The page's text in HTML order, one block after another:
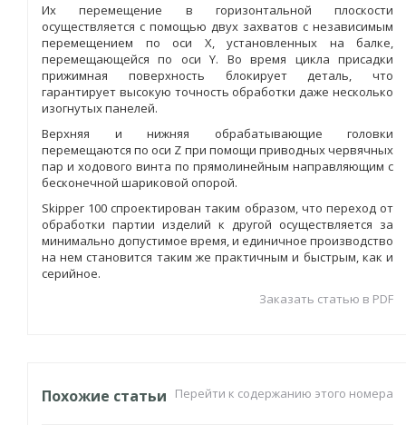
Их перемещение в горизонтальной плоскости
осуществляется с помощью двух захватов с независимым
перемещением по оси Х, установленных на балке,
перемещающейся по оси Y. Во время цикла присадки
прижимная поверхность блокирует деталь, что
гарантирует высокую точность обработки даже несколько
изогнутых панелей.
Верхняя и нижняя обрабатывающие головки
перемещаются по оси Z при помощи приводных червячных
пар и ходового винта по прямолинейным направляющим с
бесконечной шариковой опорой.
Skipper 100 спроектирован таким образом, что переход от
обработки партии изделий к другой осуществляется за
минимально допустимое время, и единичное производство
на нем становится таким же практичным и быстрым, как и
серийное.
Заказать статью в PDF
Похожие статьи Перейти к содержанию этого номера